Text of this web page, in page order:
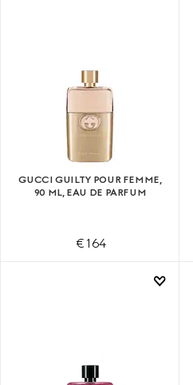
GUCCI GUILTY POUR FEMME,
90 ML, EAU DE PARFUM
€ 164